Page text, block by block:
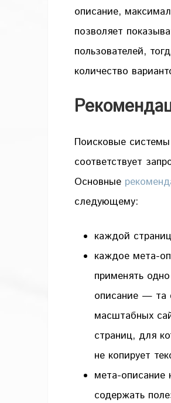
описание,
позволяет
пользователей,
количество
Поисковые
соответствует
Основные
следующему:
каждой
каждое мета-
применять
описание — та
масштабных
страниц, для
не копирует
мета-
содержать